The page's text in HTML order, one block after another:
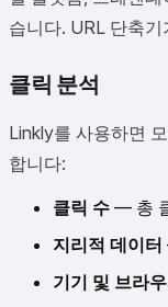
습니다. URL 단축
클릭 분석
Linkly를 사용하면
합니다:
클릭 수 — 총
지리적 데이터
기기 및 브라